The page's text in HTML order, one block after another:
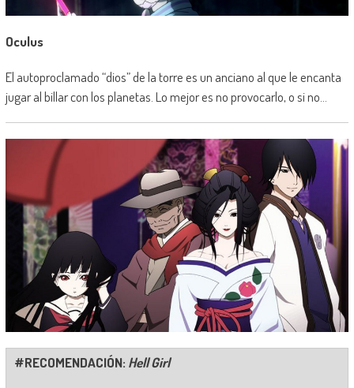
Oculus
El autoproclamado “dios” de la torre es un anciano al que le encanta
jugar al billar con los planetas. Lo mejor es no provocarlo, o si no…
#RECOMENDACIÓN: Hell Girl